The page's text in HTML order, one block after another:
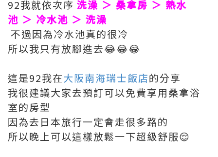
92我就依次序 洗澡 ＞ 桑拿房 ＞ 熱水
池 ＞ 冷水池 ＞ 洗澡
不過因為冷水池真的很冷
所以我只有放腳進去😂😂😂
這是92我在大阪南海瑞士飯店的分享
我很建議大家去預訂可以免費享用桑拿浴
室的房型
因為去日本旅行一定會走很多路的
所以晚上可以這樣放鬆一下超級舒服😌